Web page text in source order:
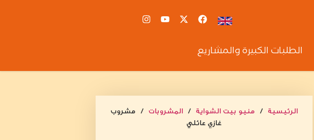
الطلبات الكبيرة والمشاريع
الرئيسية / منيو بيت الشواية / المشروبات / مشروب
غازي عائلي